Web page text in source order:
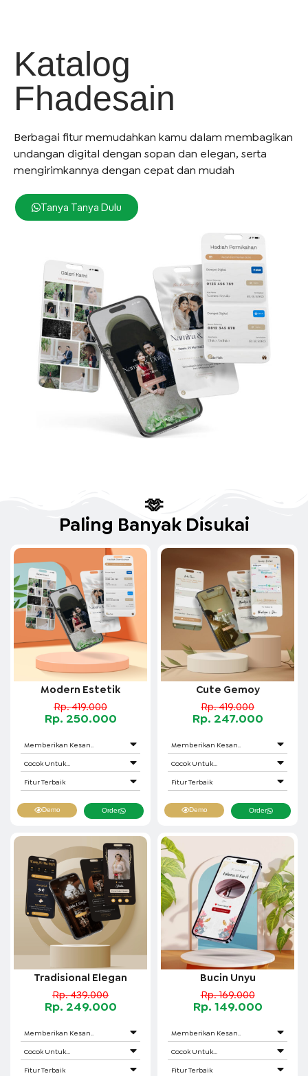
Katalog
Fhadesain
Berbagai fitur memudahkan kamu dalam membagikan
undangan digital dengan sopan dan elegan, serta
mengirimkannya dengan cepat dan mudah
Tanya Tanya Dulu
🫶
Paling Banyak Disukai
Modern Estetik
Rp. 419.000
Rp. 250.000
Memberikan Kesan..
Cocok Untuk...
Fitur Terbaik
Demo Order
Cute Gemoy
Rp. 419.000
Rp. 247.000
Memberikan Kesan..
Cocok Untuk...
Fitur Terbaik
Demo Order
Tradisional Elegan
Rp. 439.000
Rp. 249.000
Memberikan Kesan..
Cocok Untuk...
Fitur Terbaik
Bucin Unyu
Rp. 169.000
Rp. 149.000
Memberikan Kesan..
Cocok Untuk...
Fitur Terbaik